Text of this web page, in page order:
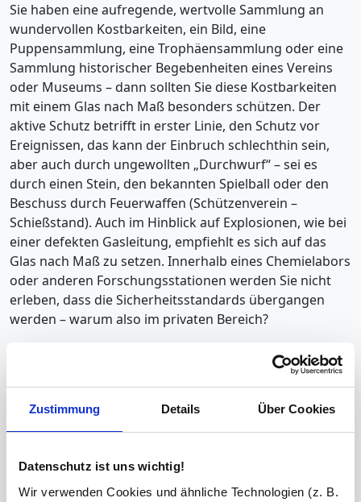
Zustimmung Details Über Cookies
Datenschutz ist uns wichtig!
Wir verwenden Cookies und ähnliche Technologien (z. B.
Sie haben eine aufregende, wertvolle Sammlung an
wundervollen Kostbarkeiten, ein Bild, eine
Puppensammlung, eine Trophäensammlung oder eine
Sammlung historischer Begebenheiten eines Vereins
oder Museums – dann sollten Sie diese Kostbarkeiten
mit einem Glas nach Maß besonders schützen. Der
aktive Schutz betrifft in erster Linie, den Schutz vor
Ereignissen, das kann der Einbruch schlechthin sein,
aber auch durch ungewollten „Durchwurf“ – sei es
durch einen Stein, den bekannten Spielball oder den
Beschuss durch Feuerwaffen (Schützenverein –
Schießstand). Auch im Hinblick auf Explosionen, wie bei
einer defekten Gasleitung, empfiehlt es sich auf das
Glas nach Maß zu setzen. Innerhalb eines Chemielabors
oder anderen Forschungsstationen werden Sie nicht
erleben, dass die Sicherheitsstandards übergangen
werden – warum also im privaten Bereich?
Schutz vor Verletzungen
VSG Glas kaufen – Lebensqualität
Nach den Zahlen des Bundesamts für Unfallverhütung
(BFU) werden die Betrachtungsweisen zu 'passiver